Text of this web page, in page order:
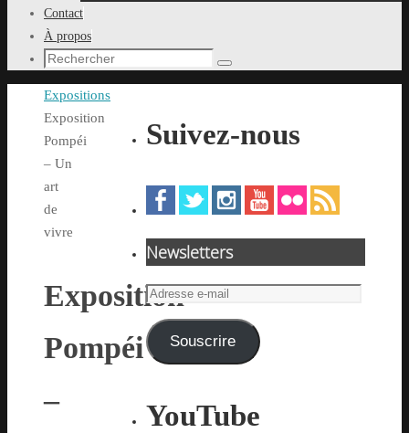
Contact
À propos
Recherche
:
Rechercher
Accueil
Expositions
Exposition
Pompéi
– Un
art
de
vivre
Exposition
Pompéi
–
Suivez-nous
Newsletters
Adresse
mail Souscrire
YouTube